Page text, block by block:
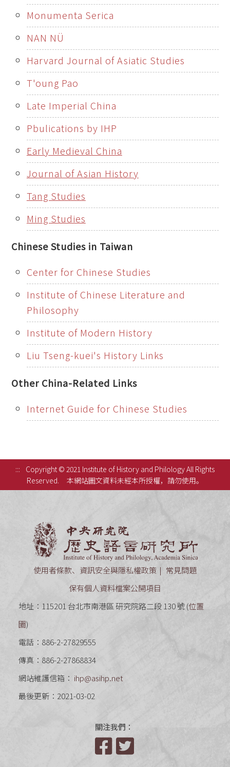
Monumenta Serica
NAN NÜ
Harvard Journal of Asiatic Studies
T'oung Pao
Late Imperial China
Pbulications by IHP
Early Medieval China
Journal of Asian History
Tang Studies
Ming Studies
Chinese Studies in Taiwan
Center for Chinese Studies
Institute of Chinese Literature and
Philosophy
Institute of Modern History
Liu Tseng-kuei's History Links
Other China-Related Links
Internet Guide for Chinese Studies
:::
Copyright © 2021 Institute of History and Philology All Rights
Reserved.
本網站圖文資料未經本所授權，請勿使用。
使用者條款、資訊安全與隱私權政策
常見問題
保有個人資料檔案公開項目
地址：115201 台北市南港區 研究院路二段 130 號 (位置
圖)
電話：886-2-27829555
傳真：886-2-27868834
網站維護信箱： ihp@asihp.net
最後更新：2021-03-02
關注我們：
Facebook